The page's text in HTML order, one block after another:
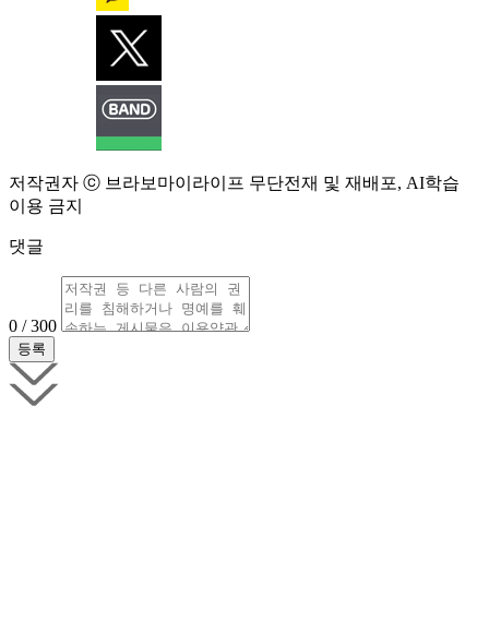
저작권자 ⓒ 브라보마이라이프 무단전재 및 재배포, AI학습
이용 금지
댓글
0 / 300